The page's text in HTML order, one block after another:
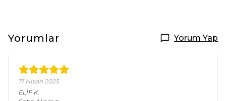
Yorumlar Yorum Yap
17 Nisan 2025
ELİF K.